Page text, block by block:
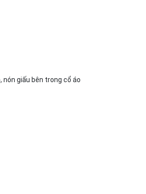
nón giấu bên trong cổ áo